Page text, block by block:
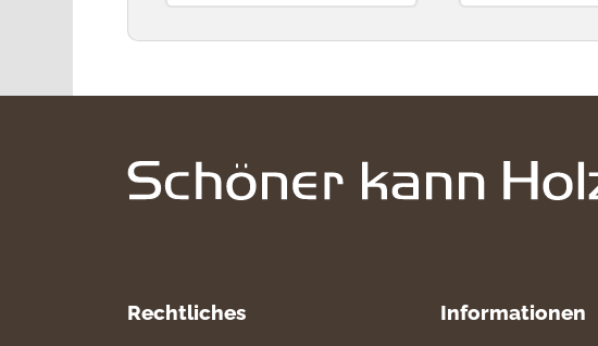
Rechtliches Informationen